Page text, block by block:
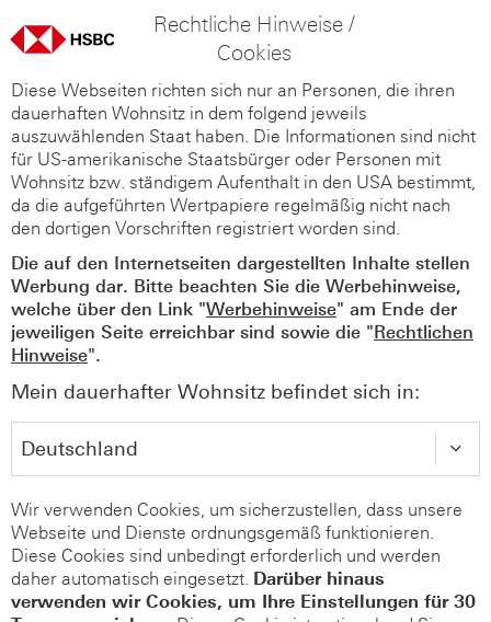
Rechtliche Hinweise /
Cookies
Diese Webseiten richten sich nur an Personen, die ihren
dauerhaften Wohnsitz in dem folgend jeweils
auszuwählenden Staat haben. Die Informationen sind nicht
für US-amerikanische Staatsbürger oder Personen mit
Wohnsitz bzw. ständigem Aufenthalt in den USA bestimmt,
da die aufgeführten Wertpapiere regelmäßig nicht nach
den dortigen Vorschriften registriert worden sind.
Die auf den Internetseiten dargestellten Inhalte stellen
Werbung dar. Bitte beachten Sie die Werbehinweise,
welche über den Link "Werbehinweise" am Ende der
jeweiligen Seite erreichbar sind sowie die "Rechtlichen
Hinweise".
Mein dauerhafter Wohnsitz befindet sich in:
Wir verwenden Cookies, um sicherzustellen, dass unsere
Webseite und Dienste ordnungsgemäß funktionieren.
Diese Cookies sind unbedingt erforderlich und werden
daher automatisch eingesetzt. Darüber hinaus
verwenden wir Cookies, um Ihre Einstellungen für 30